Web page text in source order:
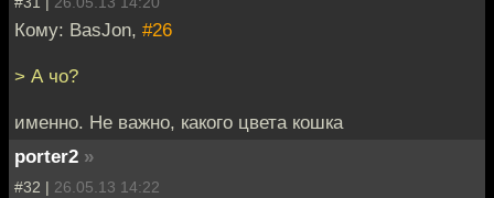
Кому: BasJon, #26
> А чо?
именно. Не важно, какого цвета кошка
porter2 »
#32 | 26.05.13 14:22